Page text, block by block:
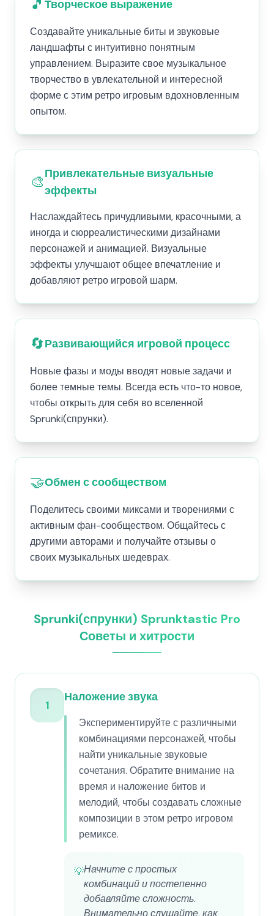
🎵 Творческое выражение
Создавайте уникальные биты и звуковые
ландшафты с интуитивно понятным
управлением. Выразите свое музыкальное
творчество в увлекательной и интересной
форме с этим ретро игровым вдохновленным
опытом.
🎨Привлекательные визуальные
эффекты
Наслаждайтесь причудливыми, красочными, а
иногда и сюрреалистическими дизайнами
персонажей и анимацией. Визуальные
эффекты улучшают общее впечатление и
добавляют ретро игровой шарм.
🔄Развивающийся игровой процесс
Новые фазы и моды вводят новые задачи и
более темные темы. Всегда есть что-то новое,
чтобы открыть для себя во вселенной
Sprunki(спрунки).
🤝Обмен с сообществом
Поделитесь своими миксами и творениями с
активным фан-сообществом. Общайтесь с
другими авторами и получайте отзывы о
своих музыкальных шедеврах.
Sprunki(спрунки) Sprunktastic Pro
Советы и хитрости
1
Наложение звука
Экспериментируйте с различными
комбинациями персонажей, чтобы
найти уникальные звуковые
сочетания. Обратите внимание на
время и наложение битов и
мелодий, чтобы создавать сложные
композиции в этом ретро игровом
ремиксе.
💡Начните с простых
комбинаций и постепенно
добавляйте сложность.
Внимательно слушайте, как